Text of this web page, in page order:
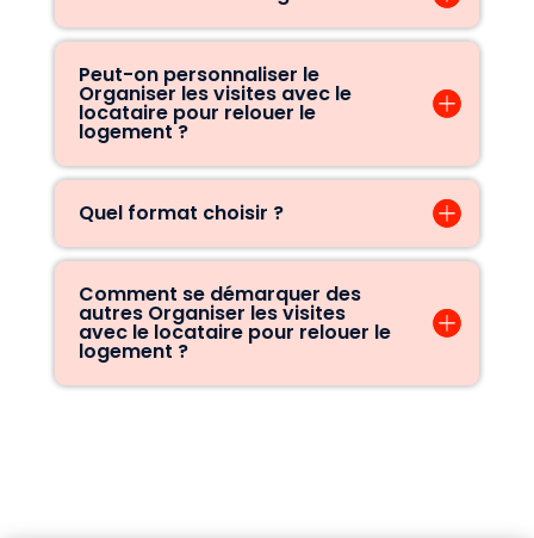
Peut-on personnaliser le
Organiser les visites avec le
locataire pour relouer le
logement ?
Quel format choisir ?
Comment se démarquer des
autres Organiser les visites
avec le locataire pour relouer le
logement ?